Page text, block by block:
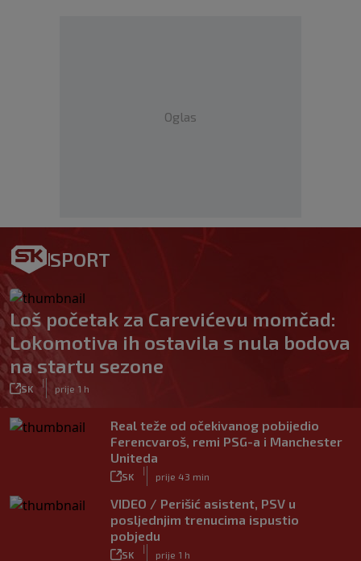
Oglas
SPORT
Loš početak za Carevićevu momčad:
Lokomotiva ih ostavila s nula bodova
na startu sezone
SK
|
prije 1 h
Real teže od očekivanog pobijedio
Ferencvaroš, remi PSG-a i Manchester
Uniteda
SK
|
prije 43 min
VIDEO / Perišić asistent, PSV u
posljednjim trenucima ispustio
pobjedu
SK
|
prije 1 h